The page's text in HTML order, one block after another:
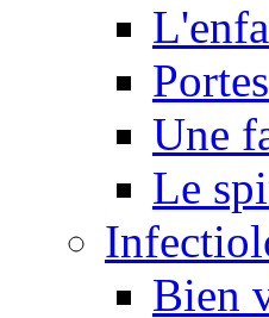
Une
Le
Bien